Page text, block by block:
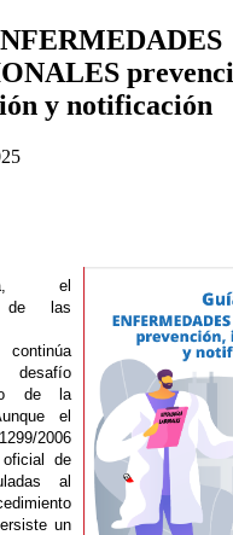
y notificación
el
de las
de la
el
2006
de
al
un